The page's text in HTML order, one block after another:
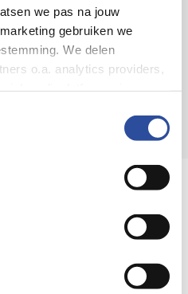
we pas na jouw
gebruiken we
We delen
o.a. analytics providers,
Je kunt je keuze op
de
Privacyverklaring
DAop:
online.